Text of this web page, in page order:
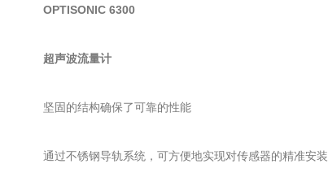
OPTISONIC 6300
超声波流量计
坚固的结构确保了可靠的性能
通过不锈钢导轨系统，可方便地实现对传感器的精准安装